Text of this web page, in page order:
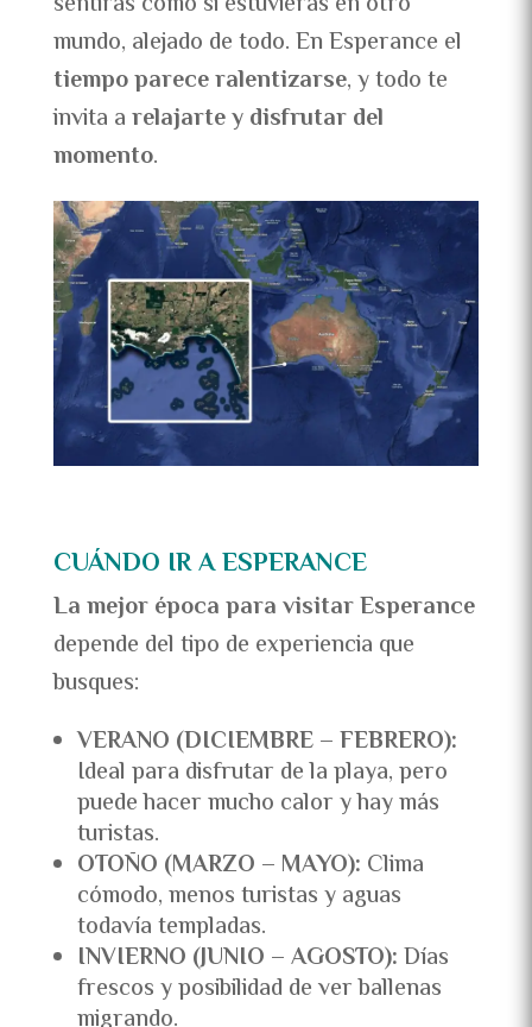
mundo, alejado de todo. En Esperance el
tiempo parece ralentizarse, y todo te
invita arelajarte y disfrutar del
momento.
CUÁNDO IR A ESPERANCE
La mejor época para visitar Esperance
depende del tipo de experiencia que
busques:
VERANO (DICIEMBRE – FEBRERO):
Ideal para disfrutar de la playa, pero
puede hacer mucho calor y hay más
turistas.
OTOÑO (MARZO – MAYO): Clima
cómodo, menos turistas y aguas
todavía templadas.
INVIERNO (JUNIO – AGOSTO):Días
frescos y posibilidad de ver ballenas